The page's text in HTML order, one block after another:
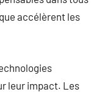
accélèrent les
leur impact. Les